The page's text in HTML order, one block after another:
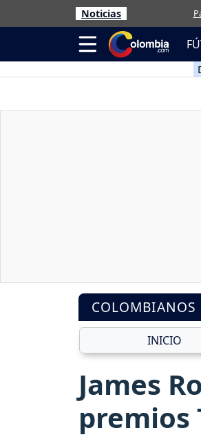
Noticias
COLOMBIANOS
INICIO
James
premios